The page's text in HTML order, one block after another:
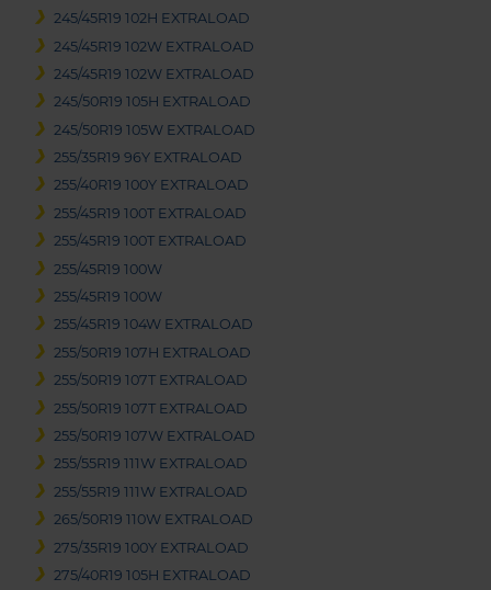
245/45R19 102H EXTRALOAD
245/45R19 102W EXTRALOAD
245/45R19 102W EXTRALOAD
245/50R19 105H EXTRALOAD
245/50R19 105W EXTRALOAD
255/35R19 96Y EXTRALOAD
255/40R19 100Y EXTRALOAD
255/45R19 100T EXTRALOAD
255/45R19 100T EXTRALOAD
255/45R19 100W
255/45R19 100W
255/45R19 104W EXTRALOAD
255/50R19 107H EXTRALOAD
255/50R19 107T EXTRALOAD
255/50R19 107T EXTRALOAD
255/50R19 107W EXTRALOAD
255/55R19 111W EXTRALOAD
255/55R19 111W EXTRALOAD
265/50R19 110W EXTRALOAD
275/35R19 100Y EXTRALOAD
275/40R19 105H EXTRALOAD